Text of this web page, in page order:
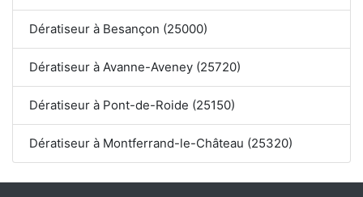
Dératiseur à Besançon (25000)
Dératiseur à Avanne-Aveney (25720)
Dératiseur à Pont-de-Roide (25150)
Dératiseur à Montferrand-le-Château (25320)